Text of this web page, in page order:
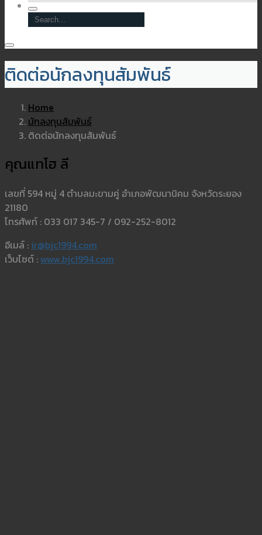
ติดต่อนักลงทุนสัมพันธ์
Home
นักลงทุนสัมพันธ์
ติดต่อนักลงทุนสัมพันธ์
คุณแทโฮ ลี
เลขที่ 594 หมู่ 4 ตำบลมะขามคู่ อำเภอพัฒนานิคม จังหวัดระยอง
21180
โทรศัพท์ : 033 017 345-7 / 092-252-8012
อีเมล์ : ir@bjc1994.com
เว็บไซต์ :www.bjc1994.com